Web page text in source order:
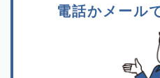
電話かメール